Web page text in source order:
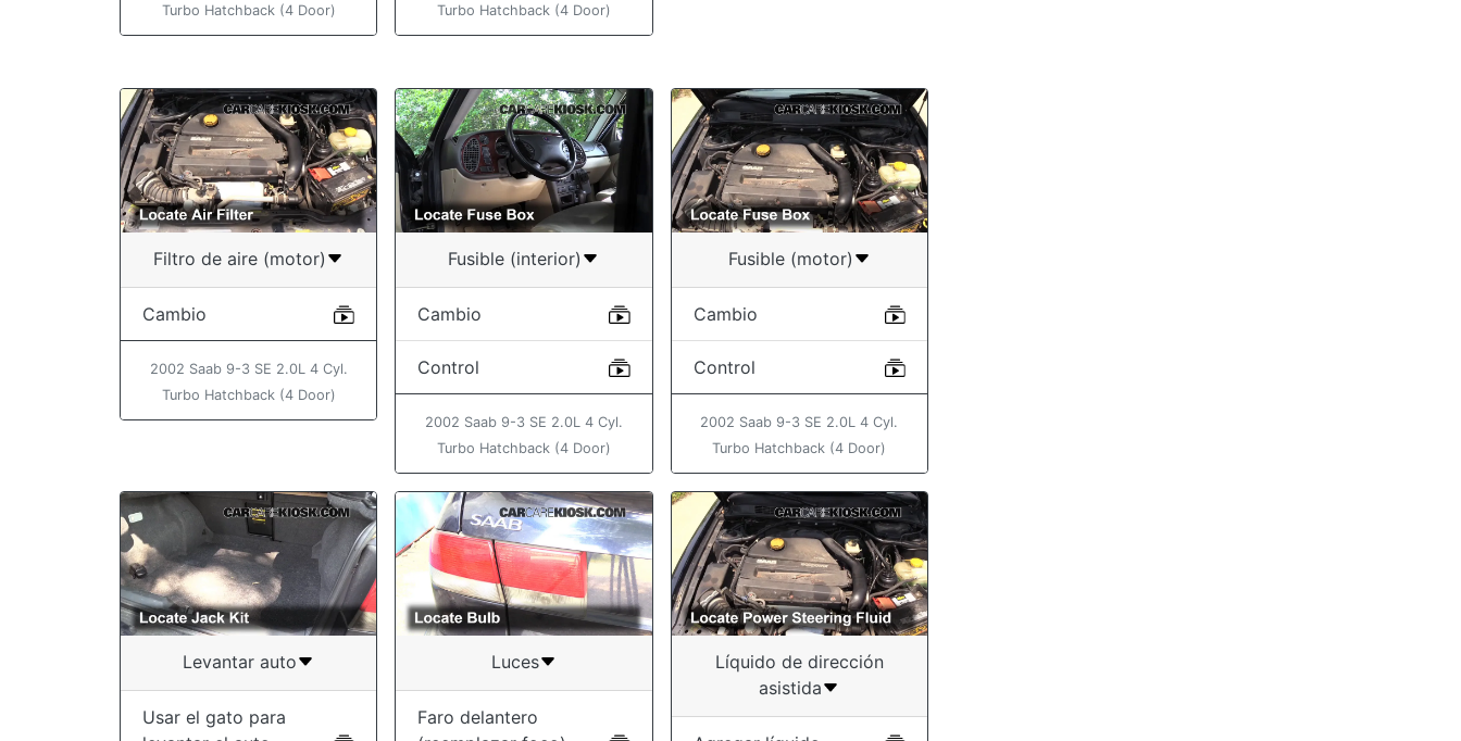
Turbo Hatchback (4 Door)
Turbo Hatchback (4 Door)
Filtro de aire (motor)
Cambio
2002 Saab 9-3 SE 2.0L 4 Cyl.
Turbo Hatchback (4 Door)
Fusible (interior)
Cambio
Control
2002 Saab 9-3 SE 2.0L 4 Cyl.
Turbo Hatchback (4 Door)
Fusible (motor)
Cambio
Control
2002 Saab 9-3 SE 2.0L 4 Cyl.
Turbo Hatchback (4 Door)
Levantar auto
Usar el gato para
Luces
Faro delantero
Líquido de dirección
asistida